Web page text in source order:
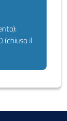
(chiuso il